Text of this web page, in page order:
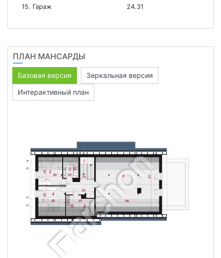
15. Гараж 24.31
ПЛАН МАНСАРДЫ
Базовая версия
Зеркальная версия
Интерактивный план